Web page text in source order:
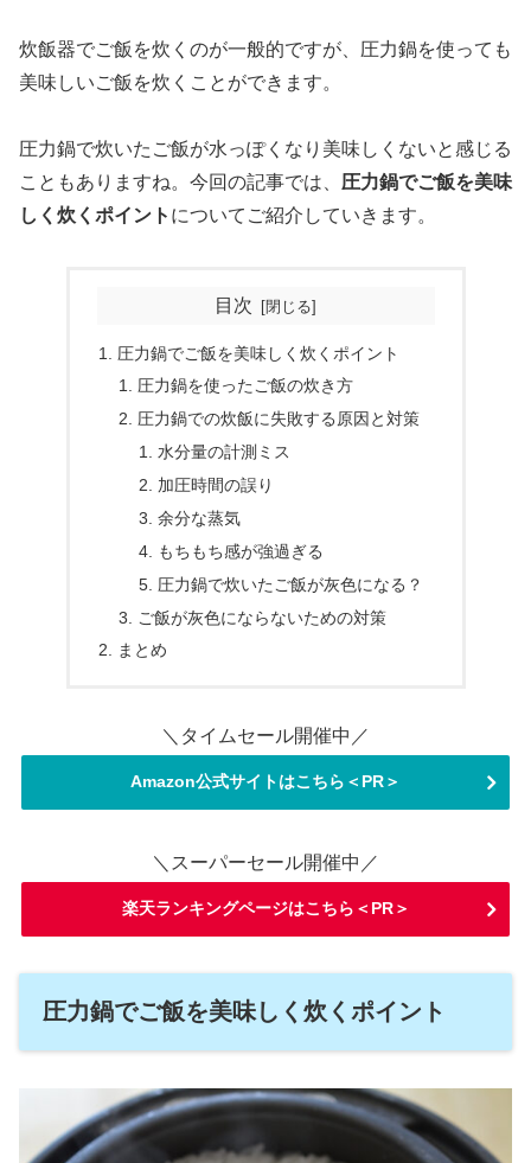
炊飯器でご飯を炊くのが一般的ですが、圧力鍋を使っても
美味しいご飯を炊くことができます。
圧力鍋で炊いたご飯が水っぽくなり美味しくないと感じる
こともありますね。今回の記事では、 圧力鍋でご飯を美味
しく炊くポイント についてご紹介していきます。
目次
圧力鍋でご飯を美味しく炊くポイント
圧力鍋を使ったご飯の炊き方
圧力鍋での炊飯に失敗する原因と対策
水分量の計測ミス
加圧時間の誤り
余分な蒸気
もちもち感が強過ぎる
圧力鍋で炊いたご飯が灰色になる？
ご飯が灰色にならないための対策
まとめ
＼タイムセール開催中／
Amazon公式サイトはこちら＜PR＞
＼スーパーセール開催中／
楽天ランキングページはこちら＜PR＞
圧力鍋でご飯を美味しく炊くポイント